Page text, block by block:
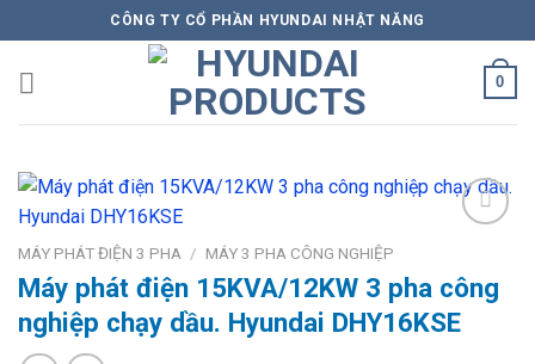
to
content
CÔNG TY CỔ PHẦN HYUNDAI NHẬT NĂNG
0
MÁY PHÁT ĐIỆN 3 PHA / MÁY 3 PHA CÔNG NGHIỆP
Máy phát điện 15KVA/12KW 3 pha công
nghiệp chạy dầu. Hyundai DHY16KSE